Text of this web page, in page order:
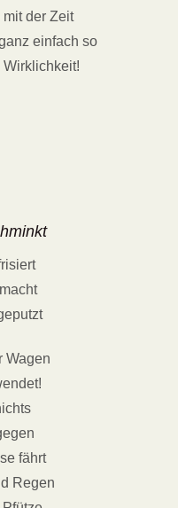
der Zeit
einfach so
Wagen
fährt
Regen